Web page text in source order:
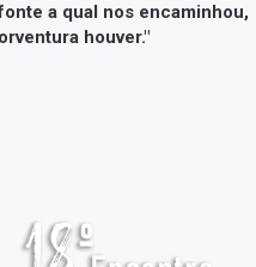
a qual nos encaminhou,
houver."